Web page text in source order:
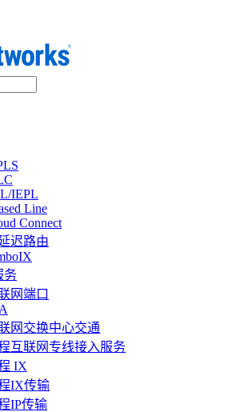
IEPL
Line
Connect
迟路由
务
网端口
网交换中心交通
互联网专线接入服务
IX
IX传输
IP传输